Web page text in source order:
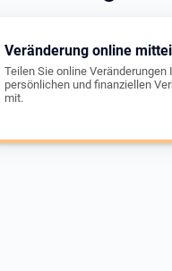
Veränderung online
Teilen Sie online Veränderungen
persönlichen und finanziellen
mit.